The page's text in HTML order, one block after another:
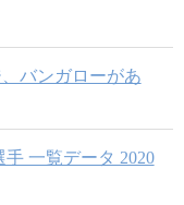
バンガローがあ
一覧データ 2020